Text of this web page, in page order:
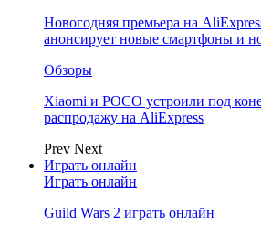
Новогодняя премьера на
анонсирует новые смартфоны и
Обзоры
Xiaomi и POCO устроили под
распродажу на AliExpress
Prev Next
Играть онлайн
Играть онлайн
Guild Wars 2 играть онлайн